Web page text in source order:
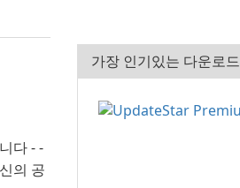
다 - -
의 공
가장 인기있는 다운로드